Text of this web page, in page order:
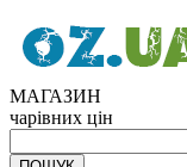
МАГАЗИН
чарівних цін